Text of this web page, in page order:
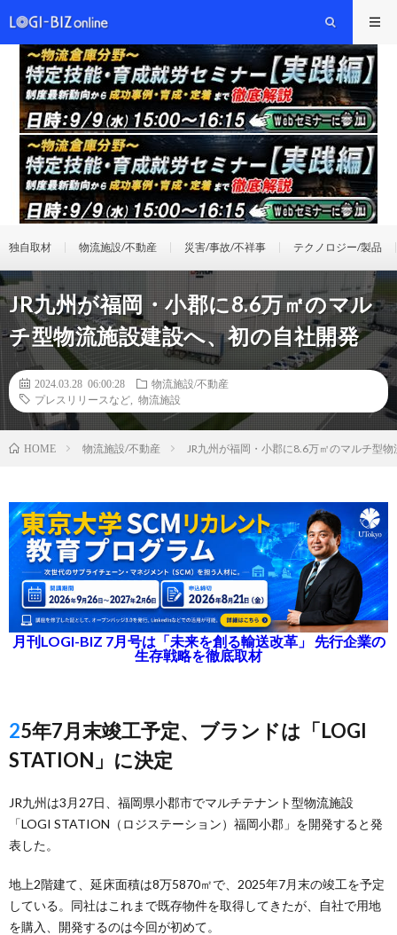
独自取材 物流施設/不動産 災害/事故/不祥事 テクノロジー/製品
JR九州が福岡・小郡に8.6万㎡のマル
チ型物流施設建設へ、初の自社開発
2024.03.28 06:00:28
物流施設/不動産
プレスリリースなど
物流施設
HOME 物流施設/不動産 JR九州が福岡・小郡に8.6万㎡のマルチ型
月刊LOGI-BIZ 7月号は「未来を創る輸送改革」 先行企業の
生存戦略を徹底取材
25年7月末竣工予定、ブランドは「LOGI
STATION」に決定
JR九州は3月27日、福岡県小郡市でマルチテナント型物流施設
「LOGI STATION（ロジステーション）福岡小郡」を開発すると発
表した。
地上2階建て、延床面積は8万5870㎡で、2025年7月末の竣工を予定
している。同社はこれまで既存物件を取得してきたが、自社で用地
を購入、開発するのは今回が初めて。